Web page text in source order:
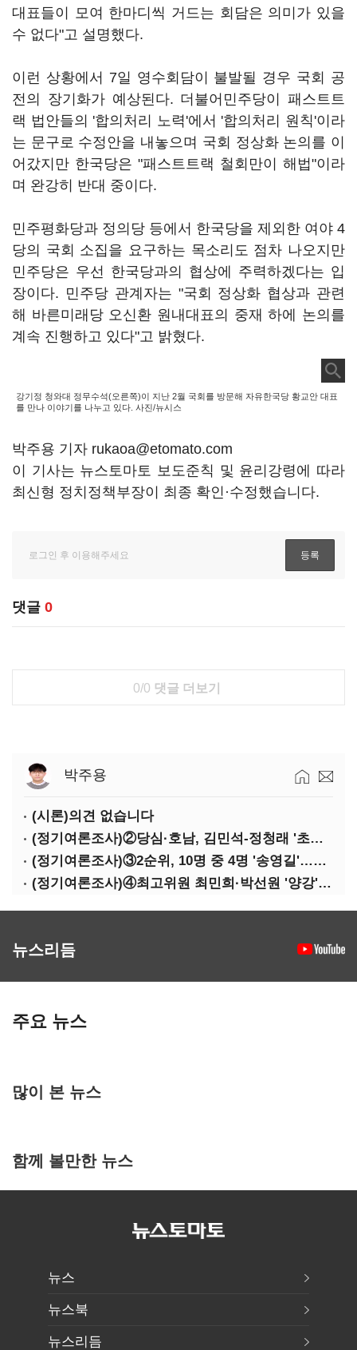
대표들이 모여 한마디씩 거드는 회담은 의미가 있을
수 없다"고 설명했다.
이런 상황에서 7일 영수회담이 불발될 경우 국회 공
전의 장기화가 예상된다. 더불어민주당이 패스트트
랙 법안들의 '합의처리 노력'에서 '합의처리 원칙'이라
는 문구로 수정안을 내놓으며 국회 정상화 논의를 이
어갔지만 한국당은 "패스트트랙 철회만이 해법"이라
며 완강히 반대 중이다.
민주평화당과 정의당 등에서 한국당을 제외한 여야 4
당의 국회 소집을 요구하는 목소리도 점차 나오지만
민주당은 우선 한국당과의 협상에 주력하겠다는 입
장이다. 민주당 관계자는 "국회 정상화 협상과 관련
해 바른미래당 오신환 원내대표의 중재 하에 논의를
계속 진행하고 있다"고 밝혔다.
강기정 청와대 정무수석(오른쪽)이 지난 2월 국회를 방문해 자유한국당 황교안 대표
를 만나 이야기를 나누고 있다. 사진/뉴시스
박주용 기자 rukaoa@etomato.com
이 기사는 뉴스토마토 보도준칙 및 윤리강령에 따라
최신형 정치정책부장이 최종 확인·수정했습니다.
댓글 0
0/0 댓글 더보기
박주용
(시론)의견 없습니다
(정기여론조사)②당심·호남, 김민석-정청래 '초접전'
(정기여론조사)③2순위, 10명 중 4명 '송영길'…정청래 '한 자릿수'
(정기여론조사)④최고위원 최민희·박선원 '양강'…서미화·이성윤·임미애 뒤이어
뉴스리듬
주요 뉴스
많이 본 뉴스
함께 볼만한 뉴스
뉴스
뉴스북
뉴스리듬